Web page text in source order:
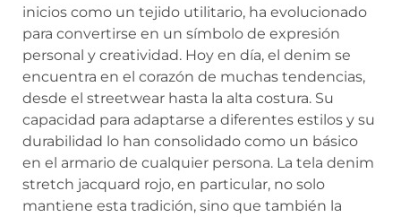
inicios como un tejido utilitario, ha evolucionado
para convertirse en un símbolo de expresión
personal y creatividad. Hoy en día, el denim se
encuentra en el corazón de muchas tendencias,
desde el streetwear hasta la alta costura. Su
capacidad para adaptarse a diferentes estilos y su
durabilidad lo han consolidado como un básico
en el armario de cualquier persona. La tela denim
stretch jacquard rojo, en particular, no solo
mantiene esta tradición, sino que también la